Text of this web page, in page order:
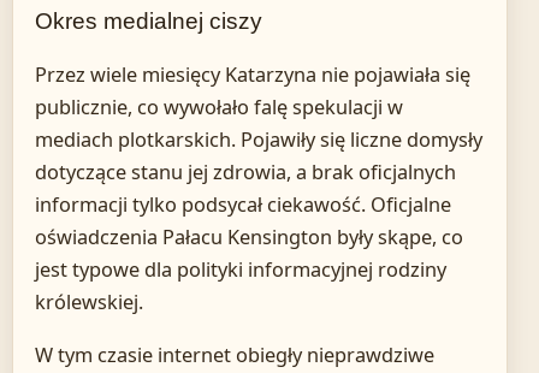
Okres medialnej ciszy
Przez wiele miesięcy Katarzyna nie pojawiała się
publicznie, co wywołało falę spekulacji w
mediach plotkarskich. Pojawiły się liczne domysły
dotyczące stanu jej zdrowia, a brak oficjalnych
informacji tylko podsycał ciekawość. Oficjalne
oświadczenia Pałacu Kensington były skąpe, co
jest typowe dla polityki informacyjnej rodziny
królewskiej.
W tym czasie internet obiegły nieprawdziwe